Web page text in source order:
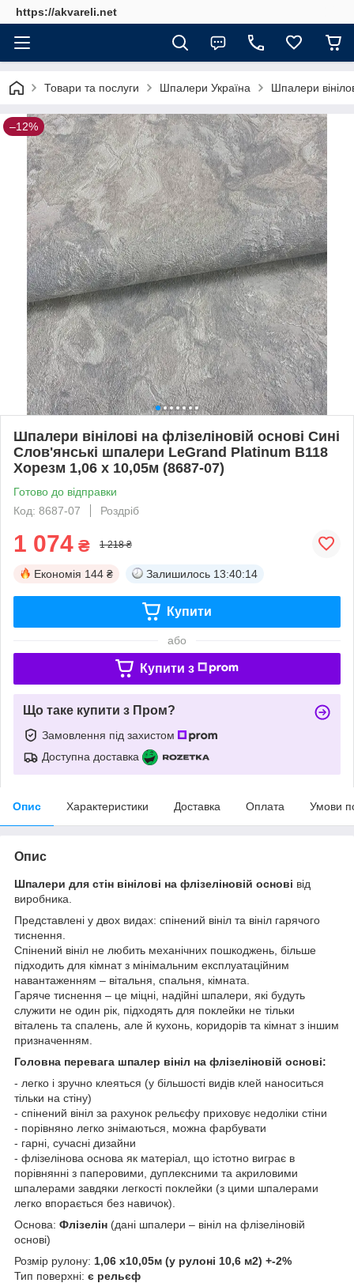
https://akvareli.net
Товари та послуги Шпалери Україна Шпалери
–12%
Шпалери вінілові на флізеліновій основі Сині
Слов'янські шпалери LeGrand Platinum В118
Хорезм 1,06 х 10,05м (8687-07)
Готово до відправки
Код: 8687-07
Роздріб
1 074 ₴ 1 218 ₴
Економія 144 ₴ Залишилось 13:40:13
Купити
або
Купити з
Що таке купити з Пром?
Замовлення під захистом
Доступна доставка
Опис Характеристики Доставка Оплата Умови
Опис
Шпалери для стін вінілові на флізеліновій основі від
виробника.
Представлені у двох видах: спінений вініл та вініл гарячого
тиснення.
Спінений вініл не любить механічних пошкоджень, більше
підходить для кімнат з мінімальним експлуатаційним
навантаженням – вітальня, спальня, кімната.
Гаряче тиснення – це міцні, надійні шпалери, які будуть
служити не один рік, підходять для поклейки не тільки
віталень та спалень, але й кухонь, коридорів та кімнат з іншим
призначенням.
Головна перевага шпалер вініл на флізеліновій основі:
- легко і зручно клеяться (у більшості видів клей наноситься
тільки на стіну)
- спінений вініл за рахунок рельєфу приховує недоліки стіни
- порівняно легко знімаються, можна фарбувати
- гарні, сучасні дизайни
- флізелінова основа як матеріал, що істотно виграє в
порівнянні з паперовими, дуплексними та акриловими
шпалерами завдяки легкості поклейки (з цими шпалерами
легко впорається без навичок).
Основа: Флізелін (дані шпалери – вініл на флізеліновій
основі)
Розмір рулону: 1,06 х10,05м (у рулоні 10,6 м2) +-2%
Тип поверхні: є рельєф